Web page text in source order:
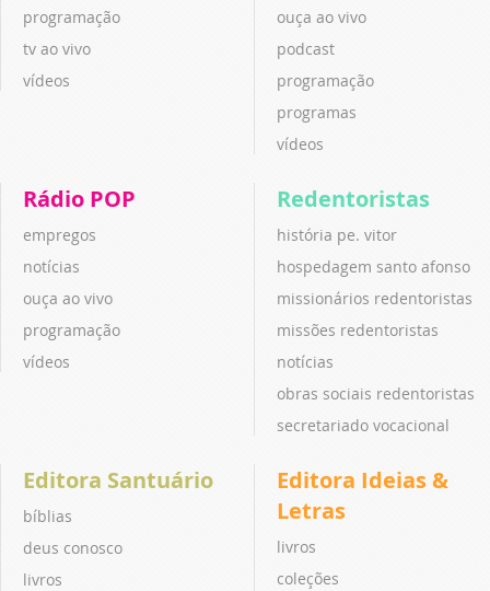
programação
tv ao vivo
vídeos
ouça ao vivo
podcast
programação
programas
vídeos
Rádio POP
empregos
notícias
ouça ao vivo
programação
vídeos
Redentoristas
história pe. vitor
hospedagem santo afonso
missionários redentoristas
missões redentoristas
notícias
obras sociais redentoristas
secretariado vocacional
Editora Santuário
bíblias
deus conosco
livros
Editora Ideias &
Letras
livros
coleções